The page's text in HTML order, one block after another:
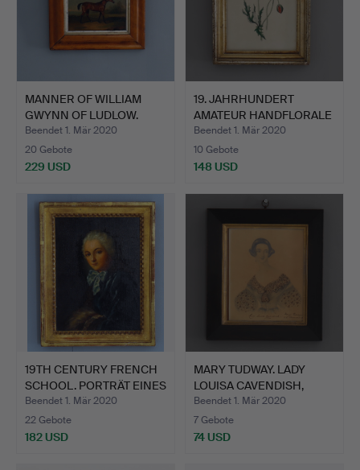
MANNER OF WILLIAM
GWYNN OF LUDLOW.
KASTANI…
Beendet 1. Mär 2020
20 Gebote
229 USD
19. JAHRHUNDERT
AMATEUR HANDFLORALE
AQUARE…
Beendet 1. Mär 2020
10 Gebote
148 USD
19TH CENTURY FRENCH
SCHOOL. PORTRÄT EINES
…
Beendet 1. Mär 2020
22 Gebote
182 USD
MARY TUDWAY. LADY
LOUISA CAVENDISH,
HERZOG…
Beendet 1. Mär 2020
7 Gebote
74 USD